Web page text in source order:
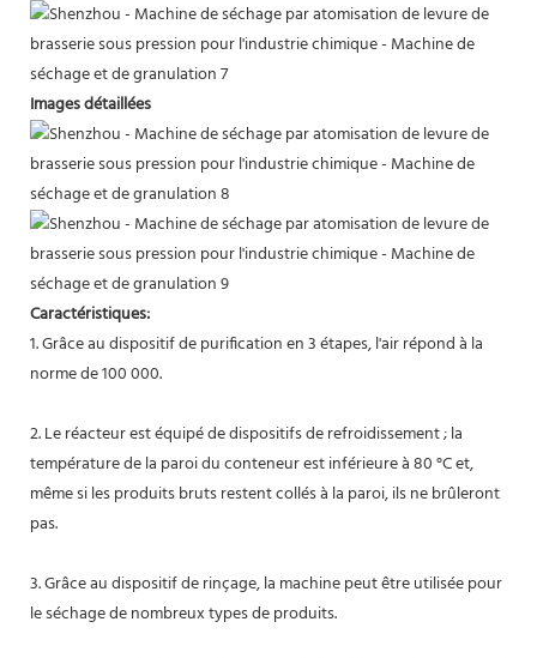
Images détaillées
Caractéristiques:
1. Grâce au dispositif de purification en 3 étapes, l'air répond à la
norme de 100 000.
2. Le réacteur est équipé de dispositifs de refroidissement ; la
température de la paroi du conteneur est inférieure à 80 °C et,
même si les produits bruts restent collés à la paroi, ils ne brûleront
pas.
3. Grâce au dispositif de rinçage, la machine peut être utilisée pour
le séchage de nombreux types de produits.